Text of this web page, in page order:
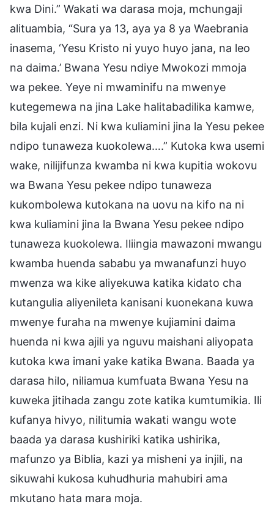
kwa Dini.” Wakati wa darasa moja, mchungaji
alituambia, “Sura ya 13, aya ya 8 ya Waebrania
inasema, ‘Yesu Kristo ni yuyo huyo jana, na leo
na daima.’ Bwana Yesu ndiye Mwokozi mmoja
wa pekee. Yeye ni mwaminifu na mwenye
kutegemewa na jina Lake halitabadilika kamwe,
bila kujali enzi. Ni kwa kuliamini jina la Yesu pekee
ndipo tunaweza kuokolewa….” Kutoka kwa usemi
wake, nilijifunza kwamba ni kwa kupitia wokovu
wa Bwana Yesu pekee ndipo tunaweza
kukombolewa kutokana na uovu na kifo na ni
kwa kuliamini jina la Bwana Yesu pekee ndipo
tunaweza kuokolewa. Iliingia mawazoni mwangu
kwamba huenda sababu ya mwanafunzi huyo
mwenza wa kike aliyekuwa katika kidato cha
kutangulia aliyenileta kanisani kuonekana kuwa
mwenye furaha na mwenye kujiamini daima
huenda ni kwa ajili ya nguvu maishani aliyopata
kutoka kwa imani yake katika Bwana. Baada ya
darasa hilo, niliamua kumfuata Bwana Yesu na
kuweka jitihada zangu zote katika kumtumikia. Ili
kufanya hivyo, nilitumia wakati wangu wote
baada ya darasa kushiriki katika ushirika,
mafunzo ya Biblia, kazi ya misheni ya injili, na
sikuwahi kukosa kuhudhuria mahubiri ama
mkutano hata mara moja.